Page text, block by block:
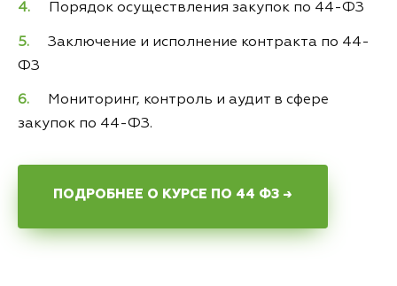
Порядок осуществления закупок по 44-ФЗ
Заключение и исполнение контракта по 44-
ФЗ
Мониторинг, контроль и аудит в сфере
закупок по 44-ФЗ.
ПОДРОБНЕЕ О КУРСЕ ПО 44 ФЗ →